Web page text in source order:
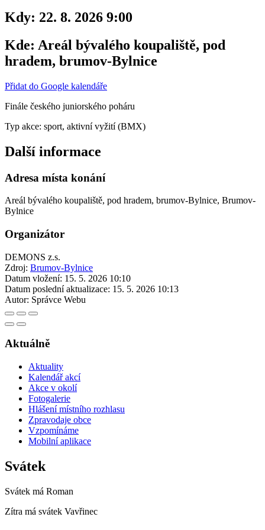
Kdy: 22. 8. 2026 9:00
Kde: Areál bývalého koupaliště, pod
hradem, brumov-Bylnice
Přidat do Google kalendáře
Finále českého juniorského poháru
Typ akce: sport, aktivní vyžití (BMX)
Další informace
Adresa místa konání
Areál bývalého koupaliště, pod hradem, brumov-Bylnice, Brumov-
Bylnice
Organizátor
DEMONS z.s.
Zdroj: Brumov-Bylnice
Datum vložení: 15. 5. 2026 10:10
Datum poslední aktualizace: 15. 5. 2026 10:13
Autor: Správce Webu
Aktuálně
Aktuality
Kalendář akcí
Akce v okolí
Fotogalerie
Hlášení místního rozhlasu
Zpravodaje obce
Vzpomínáme
Mobilní aplikace
Svátek
Svátek má Roman
Zítra má svátek Vavřinec